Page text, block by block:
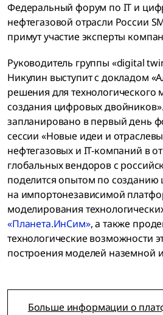
Федеральный форум по IT и
нефтегазовой отрасли России
примут участие эксперты
Руководитель группы «digital
Никулин выступит с докладом
решения для технологического
создания цифровых
запланировано в первый день
сессии «Новые идеи и
нефтегазовых и IT-компаний в
глобальных вендоров с
поделится опытом по
на импортонезависимой
моделирования
«Планета.ИнСим», а также
технологические возможности
построения моделей наземной
Больше информации о